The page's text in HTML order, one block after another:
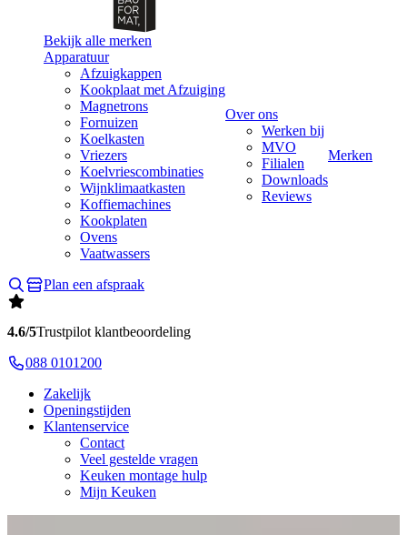
Bekijk alle merken
Apparatuur
Afzuigkappen
Kookplaat met Afzuiging
Magnetrons
Fornuizen
Koelkasten
Vriezers
Koelvriescombinaties
Wijnklimaatkasten
Koffiemachines
Kookplaten
Ovens
Vaatwassers
Over ons
Werken bij
MVO
Filialen
Downloads
Reviews
Merken
Plan een afspraak
4.6/5Trustpilot klantbeoordeling
088 0101200
Zakelijk
Openingstijden
Klantenservice
Contact
Veel gestelde vragen
Keuken montage hulp
Mijn Keuken